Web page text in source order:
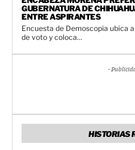
GUBERNATURA DE
ENTRE ASPIRANTES
Encuesta de Demoscopia ubica
de voto y coloca...
-
HISTORIAS